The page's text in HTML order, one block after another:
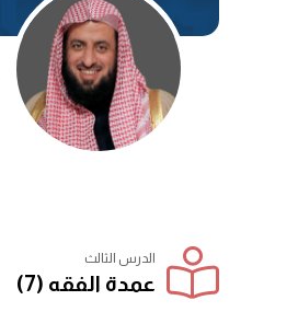
الدرس الثالث
عمدة الفقه (7)